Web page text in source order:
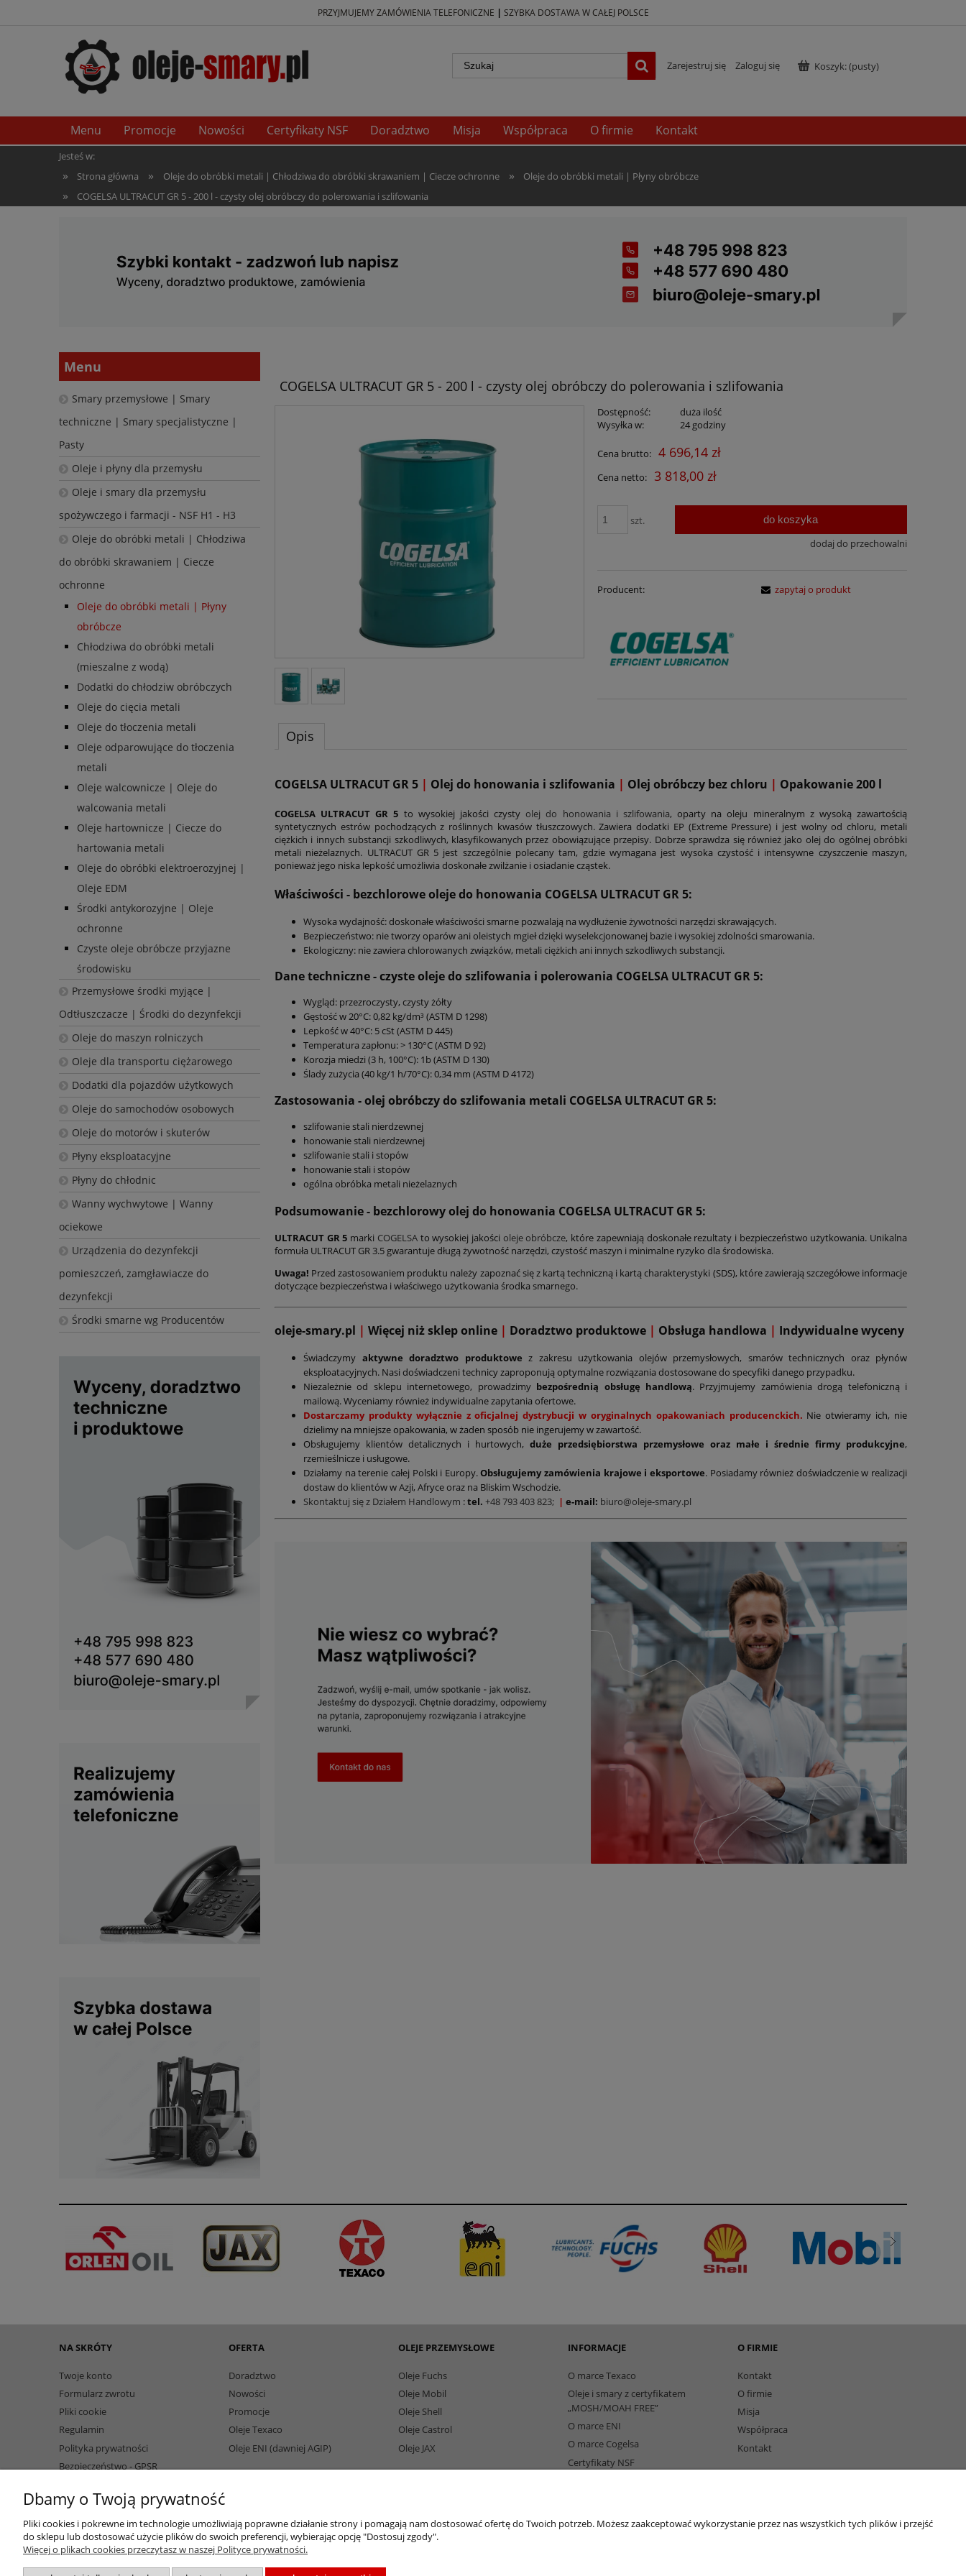
PRZYJMUJEMY ZAMÓWIENIA TELEFONICZNE | SZYBKA DOSTAWA W CAŁEJ POLSCE
Koszyk:(pusty)
Zarejestruj się Zaloguj się
Menu Promocje Nowości Certyfikaty NSF Doradztwo Misja Współpraca O firmie Kontakt
Jesteś w:
» Strona główna » Oleje do obróbki metali | Chłodziwa do obróbki skrawaniem | Ciecze ochronne » Oleje do obróbki metali | Płyny obróbcze
» COGELSA ULTRACUT GR 5 - 200 l - czysty olej obróbczy do polerowania i szlifowania
Menu
Smary przemysłowe | Smary
techniczne | Smary specjalistyczne |
Pasty
Oleje i płyny dla przemysłu
Oleje i smary dla przemysłu
spożywczego i farmacji - NSF H1 - H3
Oleje do obróbki metali | Chłodziwa
do obróbki skrawaniem | Ciecze
ochronne
Oleje do obróbki metali | Płyny
obróbcze
Chłodziwa do obróbki metali
(mieszalne z wodą)
Dodatki do chłodziw obróbczych
Oleje do cięcia metali
Oleje do tłoczenia metali
Oleje odparowujące do tłoczenia
metali
Oleje walcownicze | Oleje do
walcowania metali
Oleje hartownicze | Ciecze do
hartowania metali
Oleje do obróbki elektroerozyjnej |
Oleje EDM
Środki antykorozyjne | Oleje
ochronne
Czyste oleje obróbcze przyjazne
środowisku
Przemysłowe środki myjące |
Odtłuszczacze | Środki do dezynfekcji
Oleje do maszyn rolniczych
Oleje dla transportu ciężarowego
Dodatki dla pojazdów użytkowych
Oleje do samochodów osobowych
Oleje do motorów i skuterów
Płyny eksploatacyjne
Płyny do chłodnic
Wanny wychwytowe | Wanny
ociekowe
Urządzenia do dezynfekcji
pomieszczeń, zamgławiacze do
dezynfekcji
Środki smarne wg Producentów
COGELSA ULTRACUT GR 5 - 200 l - czysty olej obróbczy do polerowania i szlifowania
Dostępność:
duża ilość
Wysyłka w:
24 godziny
Cena brutto: 4 696,14 zł
Cena netto: 3 818,00 zł
szt. do koszyka
dodaj do przechowalni
Producent: zapytaj o produkt
Opis
COGELSA ULTRACUT GR 5 | Olej do honowania i szlifowania | Olej obróbczy bez chloru | Opakowanie 200 l
COGELSA ULTRACUT GR 5 to wysokiej jakości czystyolej do honowania i szlifowania, oparty na oleju mineralnym z wysoką zawartością
syntetycznych estrów pochodzących z roślinnych kwasów tłuszczowych. Zawiera dodatki EP (Extreme Pressure) i jest wolny od chloru, metali
ciężkich i innych substancji szkodliwych, klasyfikowanych przez obowiązujące przepisy. Dobrze sprawdza się również jako olej do ogólnej obróbki
metali nieżelaznych. ULTRACUT GR 5 jest szczególnie polecany tam, gdzie wymagana jest wysoka czystość i intensywne czyszczenie maszyn,
ponieważ jego niska lepkość umożliwia doskonałe zwilżanie i osiadanie cząstek.
Właściwości - bezchlorowe oleje do honowania COGELSA ULTRACUT GR 5:
Wysoka wydajność: doskonałe właściwości smarne pozwalają na wydłużenie żywotności narzędzi skrawających.
Bezpieczeństwo: nie tworzy oparów ani oleistych mgieł dzięki wyselekcjonowanej bazie i wysokiej zdolności smarowania.
Ekologiczny: nie zawiera chlorowanych związków, metali ciężkich ani innych szkodliwych substancji.
Dane techniczne - czyste oleje do szlifowania i polerowania COGELSA ULTRACUT GR 5:
Wygląd: przezroczysty, czysty żółty
Gęstość w 20°C: 0,82 kg/dm³ (ASTM D 1298)
Lepkość w 40°C: 5 cSt (ASTM D 445)
Temperatura zapłonu: > 130°C (ASTM D 92)
Korozja miedzi (3 h, 100°C): 1b (ASTM D 130)
Ślady zużycia (40 kg/1 h/70°C): 0,34 mm (ASTM D 4172)
Zastosowania -olej obróbczy do szlifowania metali COGELSA ULTRACUT GR 5:
szlifowanie stali nierdzewnej
honowanie stali nierdzewnej
szlifowanie stali i stopów
honowanie stali i stopów
ogólna obróbka metali nieżelaznych
Podsumowanie- bezchlorowy olej do honowania COGELSA ULTRACUT GR 5:
ULTRACUT GR 5 marki COGELSA to wysokiej jakości oleje obróbcze, które zapewniają doskonałe rezultaty i bezpieczeństwo użytkowania. Unikalna
formuła ULTRACUT GR 3.5 gwarantuje długą żywotność narzędzi, czystość maszyn i minimalne ryzyko dla środowiska.
Uwaga! Przed zastosowaniem produktu należy zapoznać się z kartą techniczną i kartą charakterystyki (SDS), które zawierają szczegółowe informacje
dotyczące bezpieczeństwa i właściwego użytkowania środka smarnego.
oleje-smary.pl | Więcej niż sklep online | Doradztwo produktowe | Obsługa handlowa | Indywidualne wyceny
Świadczymy aktywne doradztwo produktowe z zakresu użytkowania olejów przemysłowych, smarów technicznych oraz płynów
eksploatacyjnych. Nasi doświadczeni technicy zaproponują optymalne rozwiązania dostosowane do specyfiki danego przypadku.
Niezależnie od sklepu internetowego, prowadzimy bezpośrednią obsługę handlową. Przyjmujemy zamówienia drogą telefoniczną i
mailową. Wyceniamy również indywidualne zapytania ofertowe.
Dostarczamy produkty wyłącznie z oficjalnej dystrybucji w oryginalnych opakowaniach producenckich. Nie otwieramy ich, nie
dzielimy na mniejsze opakowania, w żaden sposób nie ingerujemy w zawartość.
Obsługujemy klientów detalicznych i hurtowych, duże przedsiębiorstwa przemysłowe oraz małe i średnie firmy produkcyjne,
rzemieślnicze i usługowe.
Działamy na terenie całej Polski i Europy.Obsługujemy zamówienia krajowe i eksportowe. Posiadamy również doświadczenie w realizacji
dostaw do klientów w Azji, Afryce oraz na Bliskim Wschodzie.
Skontaktuj się z Działem Handlowym :tel. +48 793 403 823; | e-mail: biuro@oleje-smary.pl
NA SKRÓTY
Twoje konto
Formularz zwrotu
Pliki cookie
Regulamin
Polityka prywatności
Bezpieczeństwo - GPSR
OFERTA
Doradztwo
Nowości
Promocje
Oleje Texaco
Oleje ENI (dawniej AGIP)
OLEJE PRZEMYSŁOWE
Oleje Fuchs
Oleje Mobil
Oleje Shell
Oleje Castrol
Oleje JAX
INFORMACJE
O marce Texaco
Oleje i smary z certyfikatem
„MOSH/MOAH FREE”
O marce ENI
O marce Cogelsa
Certyfikaty NSF
O FIRMIE
Kontakt
O firmie
Misja
Współpraca
Kontakt
Dbamy o Twoją prywatność
Pliki cookies i pokrewne im technologie umożliwiają poprawne działanie strony i pomagają nam dostosować ofertę do Twoich potrzeb. Możesz zaakceptować wykorzystanie przez nas wszystkich tych plików i przejść
do sklepu lub dostosować użycie plików do swoich preferencji, wybierając opcję "Dostosuj zgody".
Więcej o plikach cookies przeczytasz w naszej Polityce prywatności.